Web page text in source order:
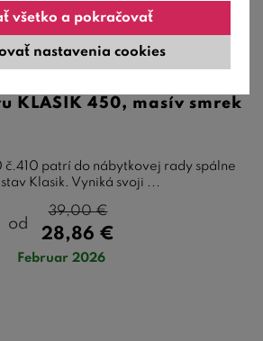
KLASIK 450, masív smrek
č.410 patrí do nábytkovej rady spálne
Klasik. Vyniká svoji ...
od
28,86 €
39,00€
Februar 2026
nastavenia cookies
všetko a pokračovať